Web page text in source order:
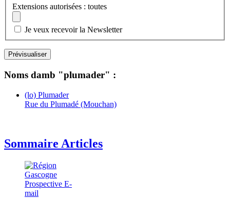
Extensions autorisées : toutes
Je veux recevoir la Newsletter
Noms damb "plumader" :
(lo) Plumader
Rue du Plumadé (Mouchan)
Sommaire Articles